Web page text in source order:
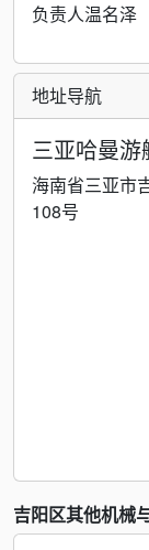
负责人温名泽
地址导航
三亚哈曼
海南省三亚市
108号
吉阳区其他机械